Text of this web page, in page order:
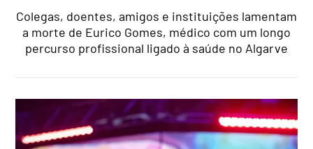
Colegas, doentes, amigos e instituições lamentam
a morte de Eurico Gomes, médico com um longo
percurso profissional ligado à saúde no Algarve